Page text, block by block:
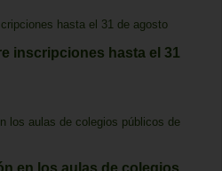
inscripciones hasta el 31
en los aulas de colegios